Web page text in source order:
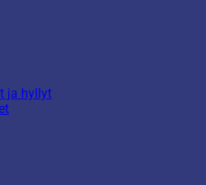
ja hyllyt